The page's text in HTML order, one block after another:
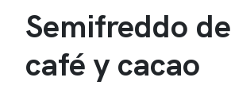
Semifreddo de
café y cacao